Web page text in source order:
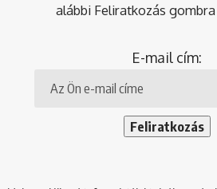
alábbi Feliratkozás
E-mail cím: